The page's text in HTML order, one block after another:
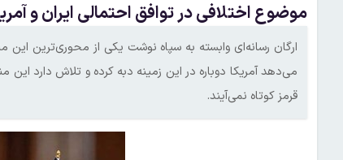
موضوع اختلافی در توافق احتمالی ایران و
ارگان رسانه‌ای وابسته به سپاه نوشت یکی از محوری‌ترین این
می‌دهد آمریکا دوباره در این زمینه دبه کرده و تلاش دارد این
قرمز کوتاه نمی‌آیند.